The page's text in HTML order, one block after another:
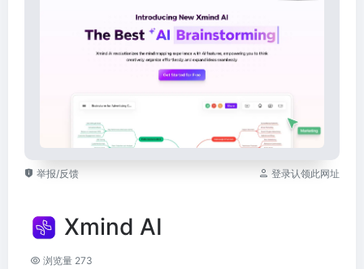
举报/反馈 登录认领此网址
Xmind AI
浏览量 273